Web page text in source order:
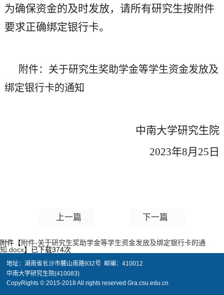
为确保资金的及时发放，请所有研究生按附件
要求正确绑定银行卡。
附件： 关于研究生奖助学金等学生资金发放及
绑定银行卡的通知
中南大学研究生院
2023年8月25日
上一篇 下一篇
附件【附件-关于研究生奖助学金等学生资金发放及绑定银行卡的通
知.docx】已下载374次
地址：湖南省长沙市麓山南路932号 邮编：410012
中南大学研究生院(410083)
CopyRights © 2015-2018 All rights reserved Gra.csu.edu.cn